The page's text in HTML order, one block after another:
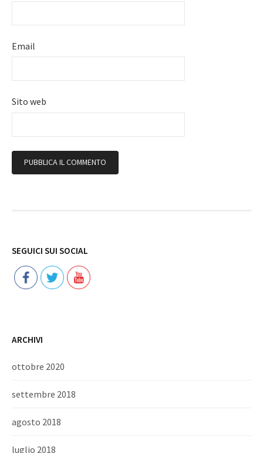
Email
Sito web
SEGUICI SUI SOCIAL
ARCHIVI
ottobre 2020
settembre 2018
agosto 2018
luglio 2018